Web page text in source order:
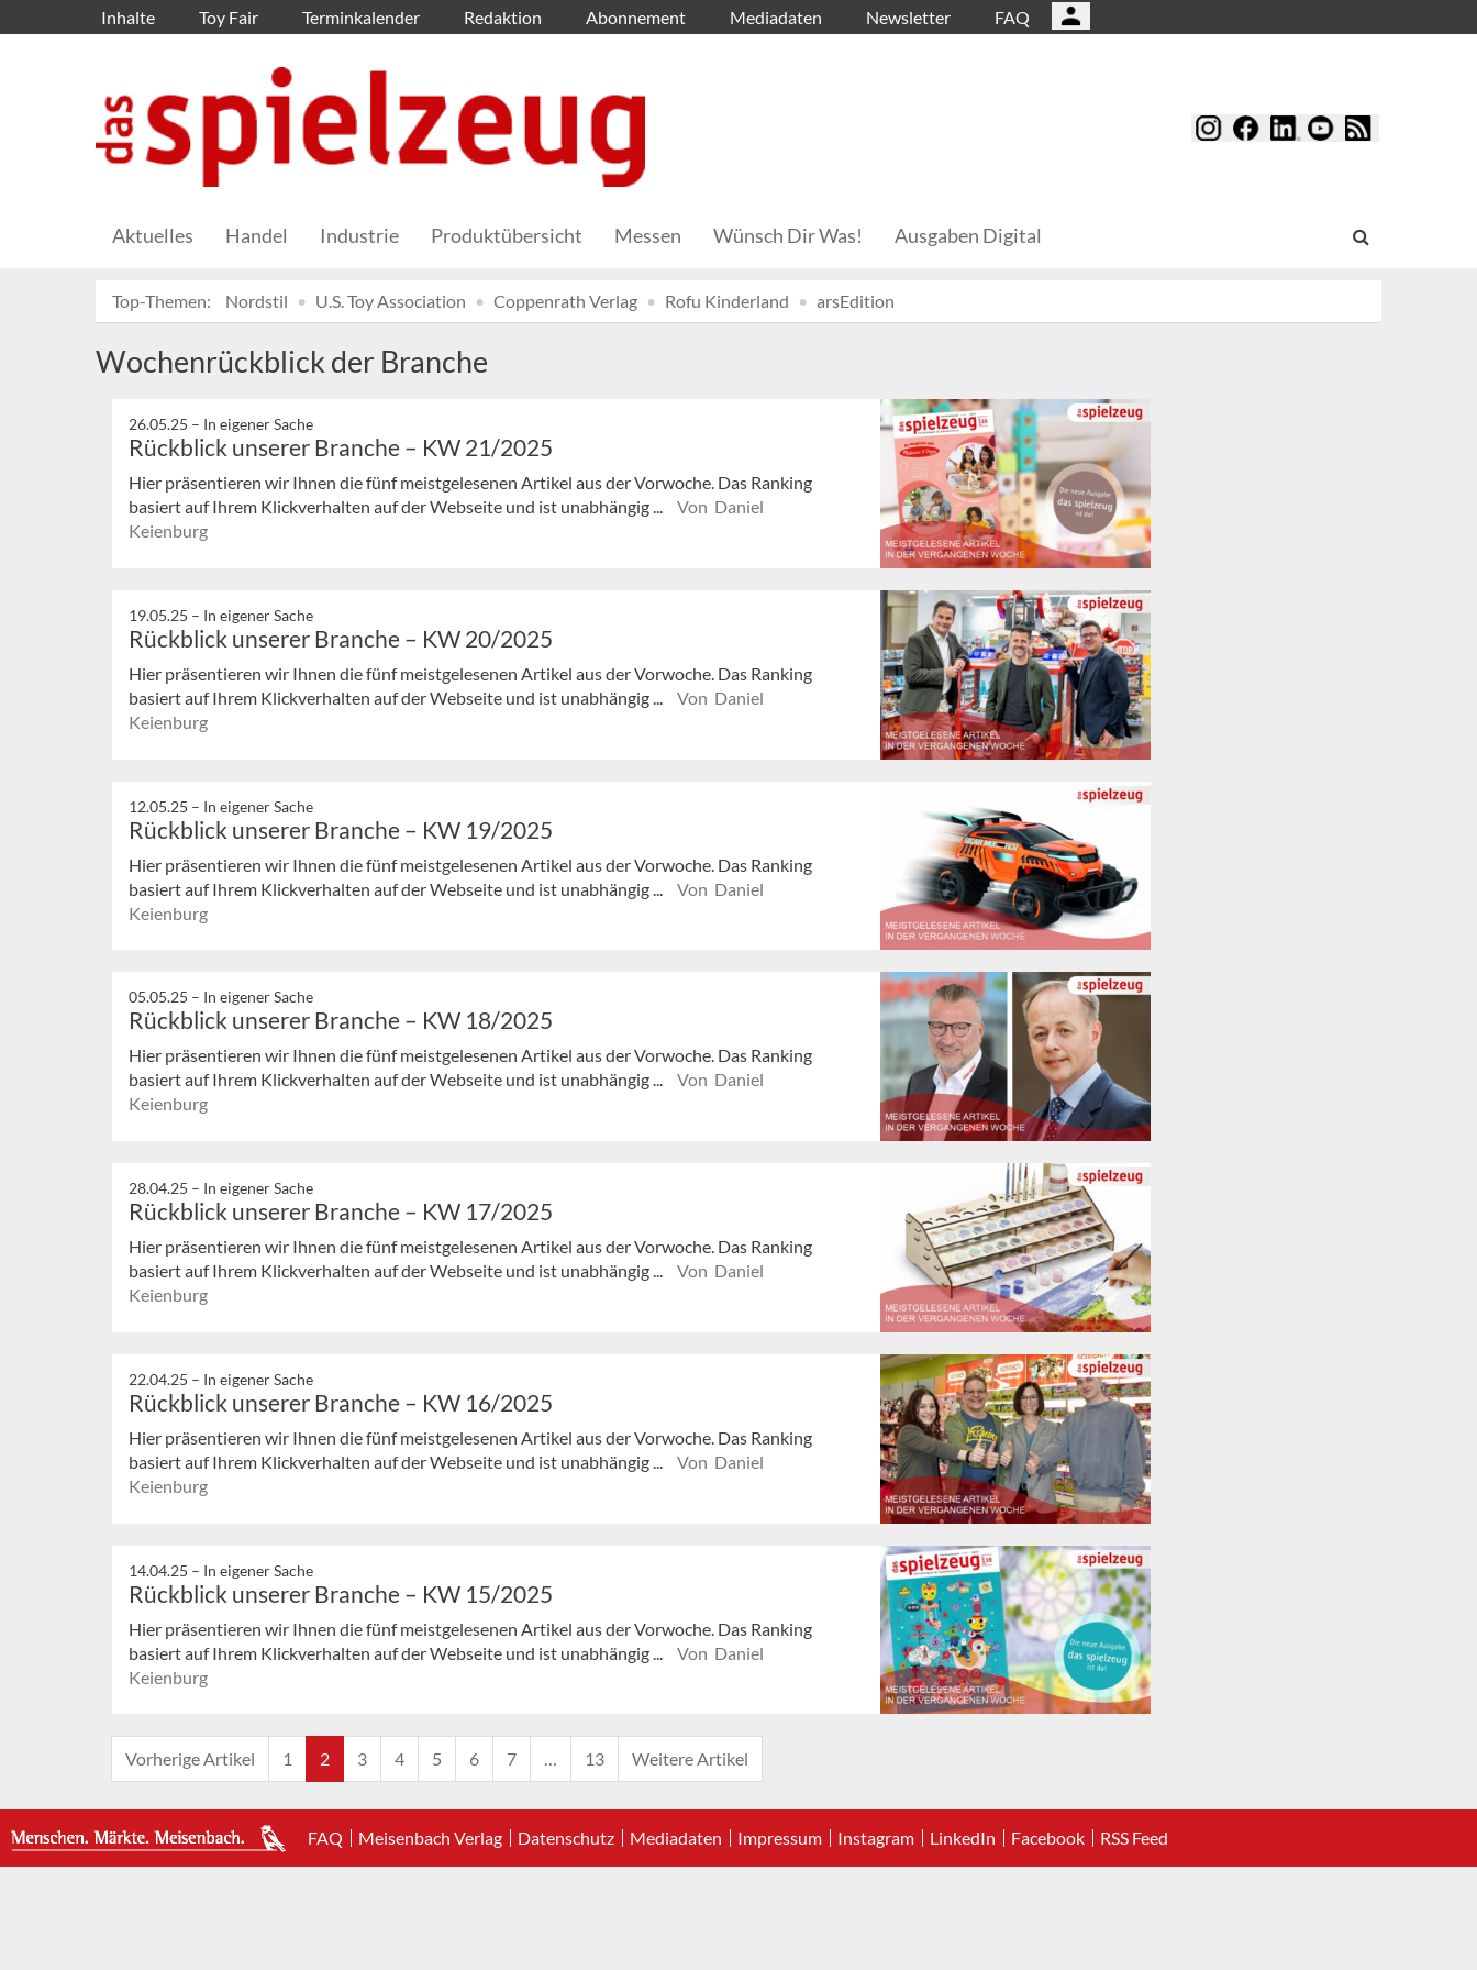
Inhalte Toy Fair Terminkalender Redaktion Abonnement Mediadaten Newsletter FAQ
Aktuelles Handel Industrie Produktübersicht Messen Wünsch Dir Was! Ausgaben Digital
Top-Themen: Nordstil U.S. Toy Association Coppenrath Verlag Rofu Kinderland arsEdition
Wochenrückblick der Branche
26.05.25 – In eigener Sache
Rückblick unserer Branche – KW 21/2025
Hier präsentieren wir Ihnen die fünf meistgelesenen Artikel aus der Vorwoche. Das Ranking
basiert auf Ihrem Klickverhalten auf der Webseite und ist unabhängig ...
Von Daniel
Keienburg
19.05.25 – In eigener Sache
Rückblick unserer Branche – KW 20/2025
Hier präsentieren wir Ihnen die fünf meistgelesenen Artikel aus der Vorwoche. Das Ranking
basiert auf Ihrem Klickverhalten auf der Webseite und ist unabhängig ...
Von Daniel
Keienburg
12.05.25 – In eigener Sache
Rückblick unserer Branche – KW 19/2025
Hier präsentieren wir Ihnen die fünf meistgelesenen Artikel aus der Vorwoche. Das Ranking
basiert auf Ihrem Klickverhalten auf der Webseite und ist unabhängig ...
Von Daniel
Keienburg
05.05.25 – In eigener Sache
Rückblick unserer Branche – KW 18/2025
Hier präsentieren wir Ihnen die fünf meistgelesenen Artikel aus der Vorwoche. Das Ranking
basiert auf Ihrem Klickverhalten auf der Webseite und ist unabhängig ...
Von Daniel
Keienburg
28.04.25 – In eigener Sache
Rückblick unserer Branche – KW 17/2025
Hier präsentieren wir Ihnen die fünf meistgelesenen Artikel aus der Vorwoche. Das Ranking
basiert auf Ihrem Klickverhalten auf der Webseite und ist unabhängig ...
Von Daniel
Keienburg
22.04.25 – In eigener Sache
Rückblick unserer Branche – KW 16/2025
Hier präsentieren wir Ihnen die fünf meistgelesenen Artikel aus der Vorwoche. Das Ranking
basiert auf Ihrem Klickverhalten auf der Webseite und ist unabhängig ...
Von Daniel
Keienburg
14.04.25 – In eigener Sache
Rückblick unserer Branche – KW 15/2025
Hier präsentieren wir Ihnen die fünf meistgelesenen Artikel aus der Vorwoche. Das Ranking
basiert auf Ihrem Klickverhalten auf der Webseite und ist unabhängig ...
Von Daniel
Keienburg
Vorherige Artikel 1 2 3 4 5 6 7 … 13 Weitere Artikel
FAQ Meisenbach Verlag Datenschutz Mediadaten Impressum Instagram LinkedIn Facebook RSS Feed